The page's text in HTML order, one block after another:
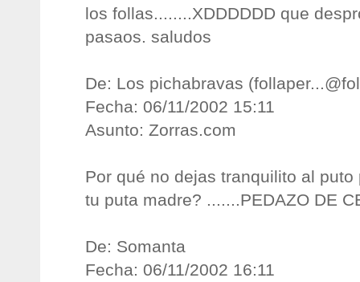
los follas........XDDDDDD que
pasaos. saludos
De: Los pichabravas (
Fecha: 06/11/2002 15:11
Asunto: Zorras.com
Por qué no dejas tranquilito al
tu puta madre? .......PEDAZO DE
De: Somanta
Fecha: 06/11/2002 16:11